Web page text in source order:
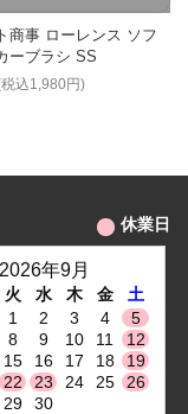
商事 ローレンス ソフ
ーブラシ SS
込1,980円)
休業日
2026年9月
火 水 木 金
土
1
2 3 4
5
8 9 10 11
12
15 16 17 18
19
22 23 24 25
26
29 30